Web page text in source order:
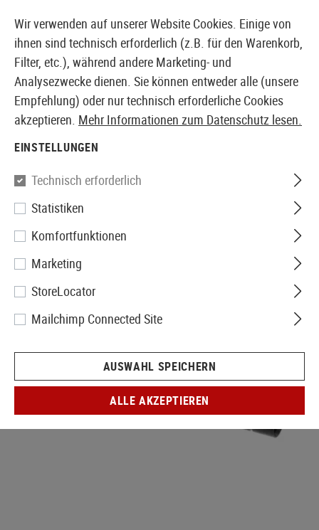
EUROPÄISCHER AIRSOFT SHOP & GROßHÄNDLER
Madbull
6.03 Black Python II Barrel
WE19
Wir verwenden auf unserer Website Cookies. Einige von
ihnen sind technisch erforderlich (z.B. für den Warenkorb,
Filter, etc.), während andere Marketing- und
Analysezwecke dienen. Sie können entweder alle (unsere
Empfehlung) oder nur technisch erforderliche Cookies
akzeptieren. Mehr Informationen zum Datenschutz lesen.
EINSTELLUNGEN
Technisch erforderlich
Statistiken
Komfortfunktionen
Marketing
StoreLocator
Mailchimp Connected Site
AUSWAHL SPEICHERN
ALLE AKZEPTIEREN